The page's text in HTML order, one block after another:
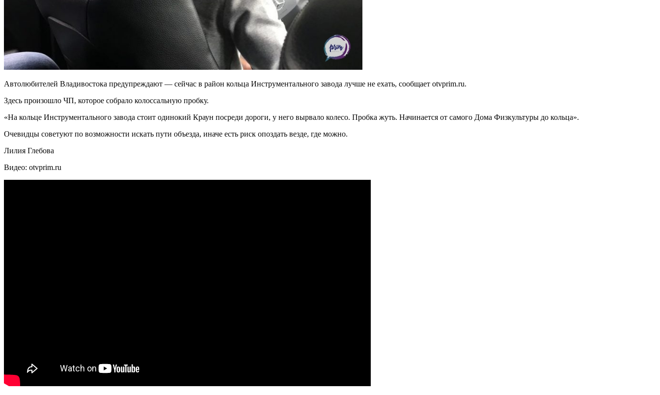
Автолюбителей Владивостока предупреждают — сейчас в район кольца Инструментального завода лучше не ехать, сообщает otvprim.ru.
Здесь произошло ЧП, которое собрало колоссальную пробку.
«На кольце Инструментального завода стоит одинокий Краун посреди дороги, у него вырвало колесо. Пробка жуть. Начинается от самого Дома Физкультуры до кольца».
Очевидцы советуют по возможности искать пути объезда, иначе есть риск опоздать везде, где можно.
Лилия Глебова
Видео: otvprim.ru